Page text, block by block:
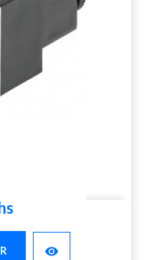
visibility